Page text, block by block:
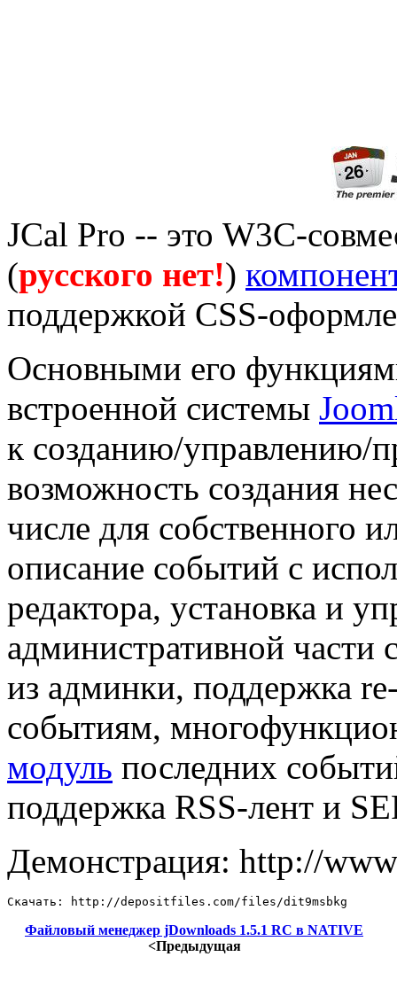
JCal Pro -- это W3C-
(русского нет!)
поддержкой CSS-
Основными его
встроенной системы
к созданию/управлению/
возможность создания
числе для собственного
описание событий с
редактора, установка и
административной части
из админки, поддержка
событиям,
модуль последних
поддержка RSS-лент и
Демонстрация: http://
Скачать: http://depositfiles.com/files/dit9msbkg
Файловый менеджер jDownloads 1.5.1 RC в NATIVE
<Предыдущая